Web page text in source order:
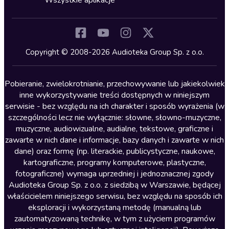
Kryminały
Lektury szkolne
Literatura anglojęzyczna
Literatura faktu
Literatura obyczajowa
Literatura piękna obca
Literatura piękna polska
Nagrania relaksacyjne
Nauka języków
Nauki humanistyczne
Podcasty i audycje
Copyright © 2008-2026 Audioteka Group Sp. z o.o.
Pobieranie, zwielokrotnianie, przechowywanie lub jakiekolwiek
inne wykorzystywanie treści dostępnych w niniejszym
serwisie - bez względu na ich charakter i sposób wyrażenia (w
szczególności lecz nie wyłącznie: słowne, słowno-muzyczne,
muzyczne, audiowizualne, audialne, tekstowe, graficzne i
zawarte w nich dane i informacje, bazy danych i zawarte w nich
dane) oraz formę (np. literackie, publicystyczne, naukowe,
kartograficzne, programy komputerowe, plastyczne,
fotograficzne) wymaga uprzedniej i jednoznacznej zgody
Audioteka Group Sp. z o.o. z siedzibą w Warszawie, będącej
właścicielem niniejszego serwisu, bez względu na sposób ich
eksploracji i wykorzystaną metodę (manualną lub
zautomatyzowaną technikę, w tym z użyciem programów